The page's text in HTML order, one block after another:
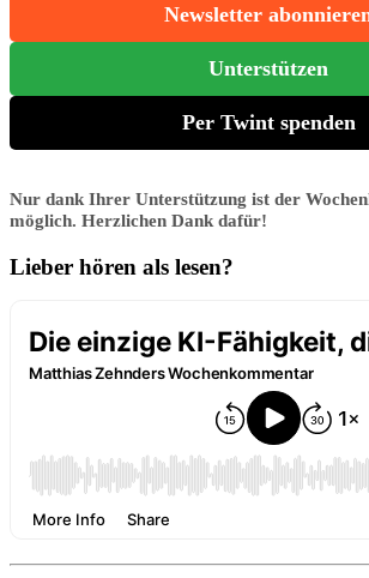
Newsletter
Unterstützen
Per Twint spenden
Nur dank Ihrer Unterstützung ist der
möglich. Herzlichen Dank dafür!
Lieber hören als lesen?